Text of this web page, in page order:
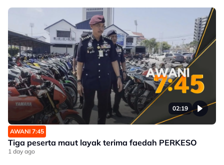
02:19
AWANI 7:45
Tiga peserta maut layak terima faedah PERKESO
1 day ago